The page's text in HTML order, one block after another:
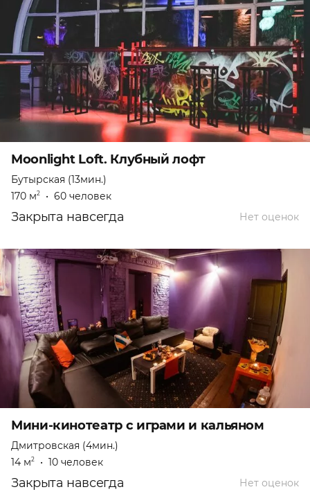
Moonlight Loft. Клубный лофт
Бутырская (13мин.)
170 м2 • 60 человек
Нет оценок
Закрыта навсегда
Мини-кинотеатр с играми и кальяном
Дмитровская (4мин.)
14 м2 • 10 человек
Нет оценок
Закрыта навсегда